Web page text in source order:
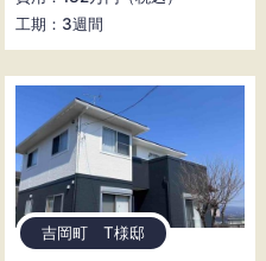
工期：3週間
吉岡町 T様邸